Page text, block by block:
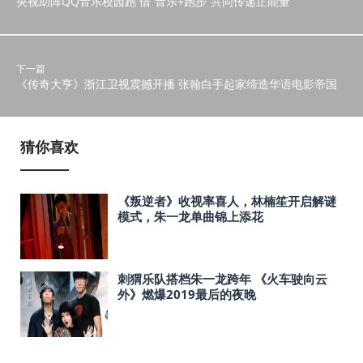
下一篇
《传奇大亨》浙江卫视震撼开播 张翰白手起家缔造华语电影帝国
猜你喜欢
《叛逆者》收视率喜人，林楠笙开启解谜
模式，朱一龙单曲锦上添花
刺猬乐队搭档朱一龙跨年 《火车驶向云
外》燃爆2019最后的夜晚